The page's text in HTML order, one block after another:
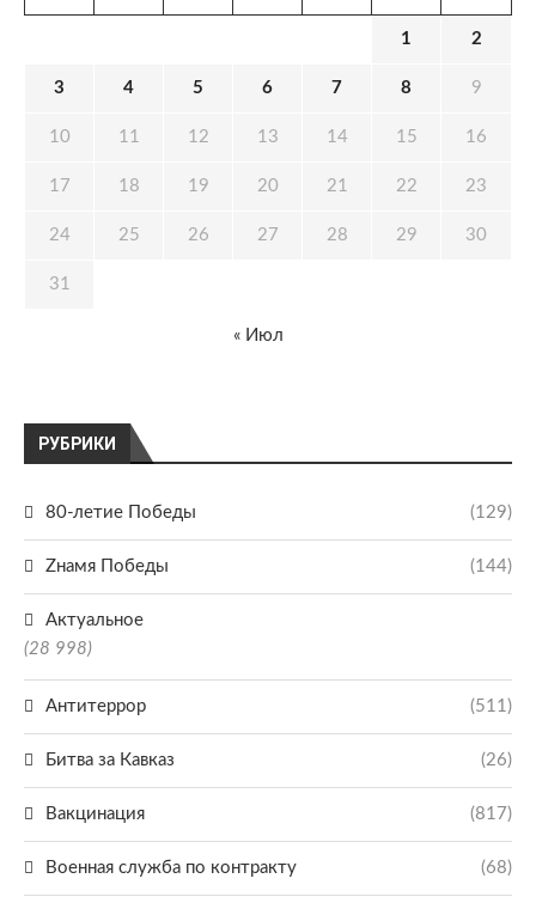
РУБРИКИ
80-летие Победы (129)
Zнамя Победы (144)
Актуальное
(28 998)
Антитеррор (511)
Битва за Кавказ (26)
Вакцинация (817)
Военная служба по контракту (68)
1 2
3 4 5 6 7 8 9
10 11 12 13 14 15 16
17 18 19 20 21 22 23
24 25 26 27 28 29 30
31
« Июл